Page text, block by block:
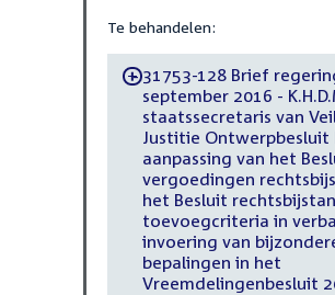
Te behandelen:
-31753-128 Brief
september 2016 -
staatssecretaris van
Justitie Ontwerpbesluit
aanpassing van het
vergoedingen
het Besluit
toevoegcriteria in
invoering van
bepalingen in het
Vreemdelingenbesluit